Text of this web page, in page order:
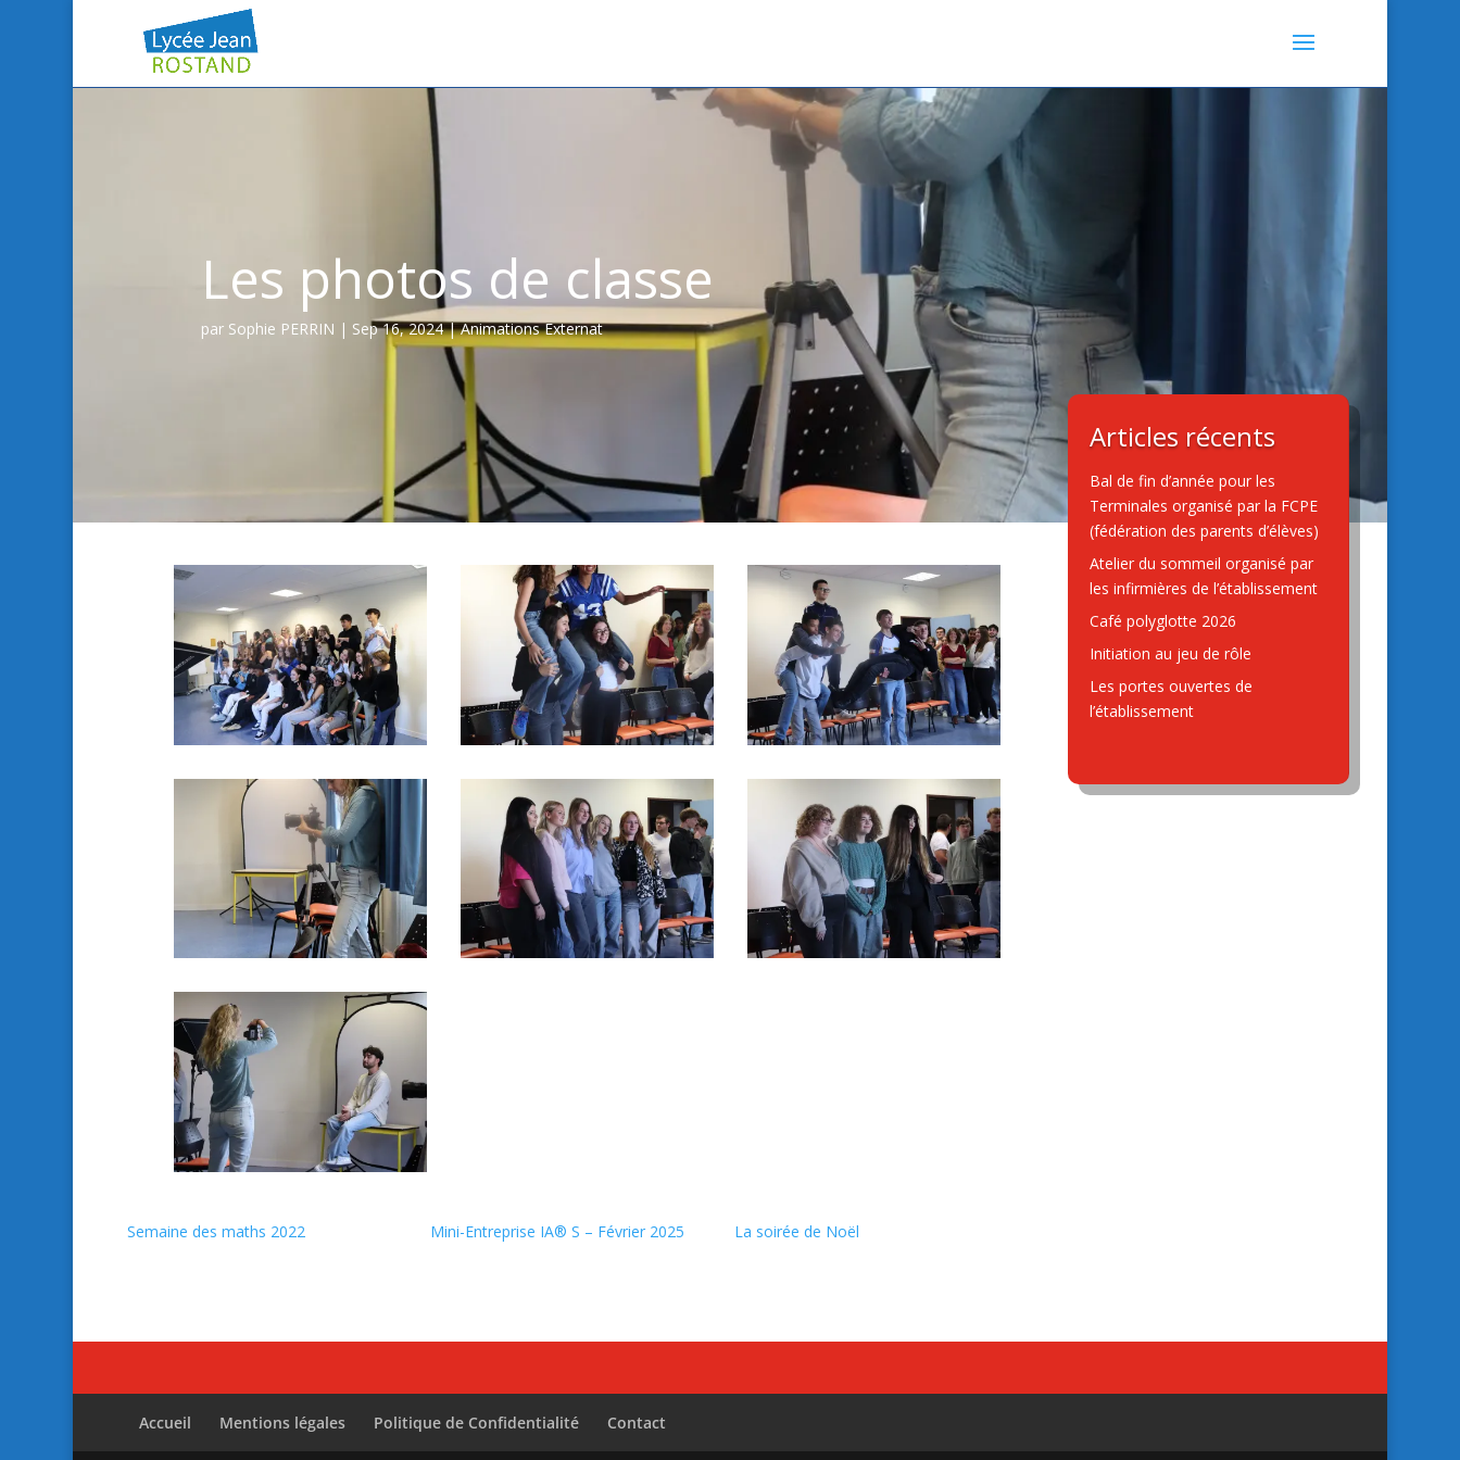
Les photos de classe
par Sophie PERRIN | Sep 16, 2024|Animations Externat
Semaine des maths 2022 Mini-Entreprise IA® S – Février 2025 La soirée de Noël
Articles récents
Bal de fin d’année pour les
Terminales organisé par la FCPE
(fédération des parents d’élèves)
Atelier du sommeil organisé par
les infirmières de l’établissement
Café polyglotte 2026
Initiation au jeu de rôle
Les portes ouvertes de
l’établissement
Accueil Mentions légales Politique de Confidentialité Contact